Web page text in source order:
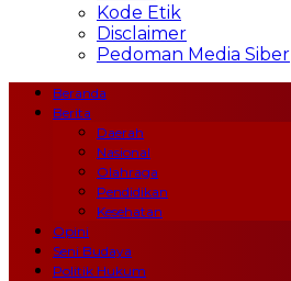
Kode Etik
Disclaimer
Pedoman Media Siber
Beranda
Berita
Daerah
Nasional
Olahraga
Pendidikan
Kesehatan
Opini
Seni Budaya
Politik Hukum